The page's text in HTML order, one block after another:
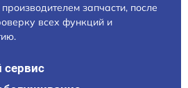
запчасти, после
всех функций и